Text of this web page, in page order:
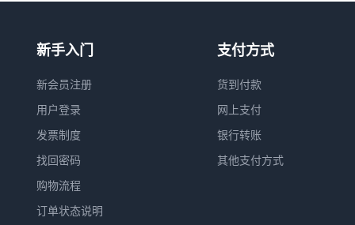
新手入门
新会员注册
用户登录
发票制度
找回密码
购物流程
订单状态说明
支付方式
货到付款
网上支付
银行转账
其他支付方式